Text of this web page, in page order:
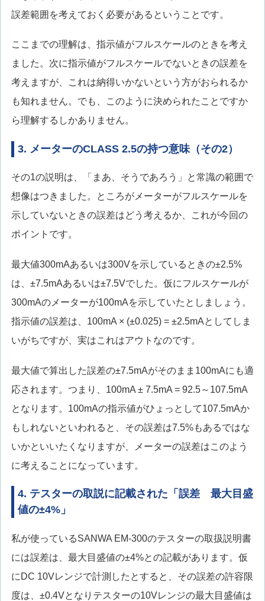
誤差範囲を考えておく必要があるということです。
ここまでの理解は、指示値がフルスケールのときを考え
ました。次に指示値がフルスケールでないときの誤差を
考えますが、これは納得いかないという方がおられるか
も知れません。でも、このように決められたことですか
ら理解するしかありません。
3. メーターのCLASS 2.5の持つ意味（その2）
その1の説明は、「まあ、そうであろう」と常識の範囲で
想像はつきました。ところがメーターがフルスケールを
示していないときの誤差はどう考えるか、これが今回の
ポイントです。
最大値300mAあるいは300Vを示しているときの±2.5%
は、±7.5mAあるいは±7.5Vでした。仮にフルスケールが
300mAのメーターが100mAを示していたとしましょう。
指示値の誤差は、100mA × (±0.025) = ±2.5mAとしてしま
いがちですが、実はこれはアウトなのです。
最大値で算出した誤差の±7.5mAがそのまま100mAにも適
応されます。つまり、100mA ± 7.5mA = 92.5～107.5mA
となります。100mAの指示値がひょっとして107.5mAか
もしれないといわれると、その誤差は7.5%もあるではな
いかといいたくなりますが、メーターの誤差はこのよう
に考えることになっています。
4. テスターの取説に記載された「誤差 最大目盛
値の±4%」
私が使っているSANWA EM-300のテスターの取扱説明書
には誤差は、最大目盛値の±4%との記載があります。仮
にDC 10Vレンジで計測したとすると、その誤差の許容限
度は、±0.4Vとなりテスターの10Vレンジの最大目盛値は